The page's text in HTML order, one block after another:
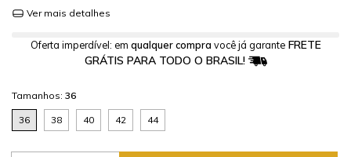
Ver mais detalhes
Oferta imperdível: em qualquer compra você já garante FRETE
GRÁTIS PARA TODO O BRASIL!
Tamanhos: 36
36 38 40 42 44